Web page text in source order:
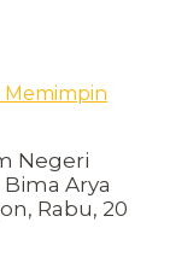
Negeri
Arya
Rabu, 20